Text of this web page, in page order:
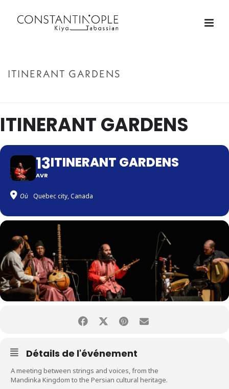
ITINERANT GARDENS
ITINERANT GARDENS
13
AVR
ITINERANT GARDENS
Où Quebec city, Canada
Détails de l'événement
A meeting between strings and voices, from the
Mandinka Kingdom to the Persian cultural heritage.